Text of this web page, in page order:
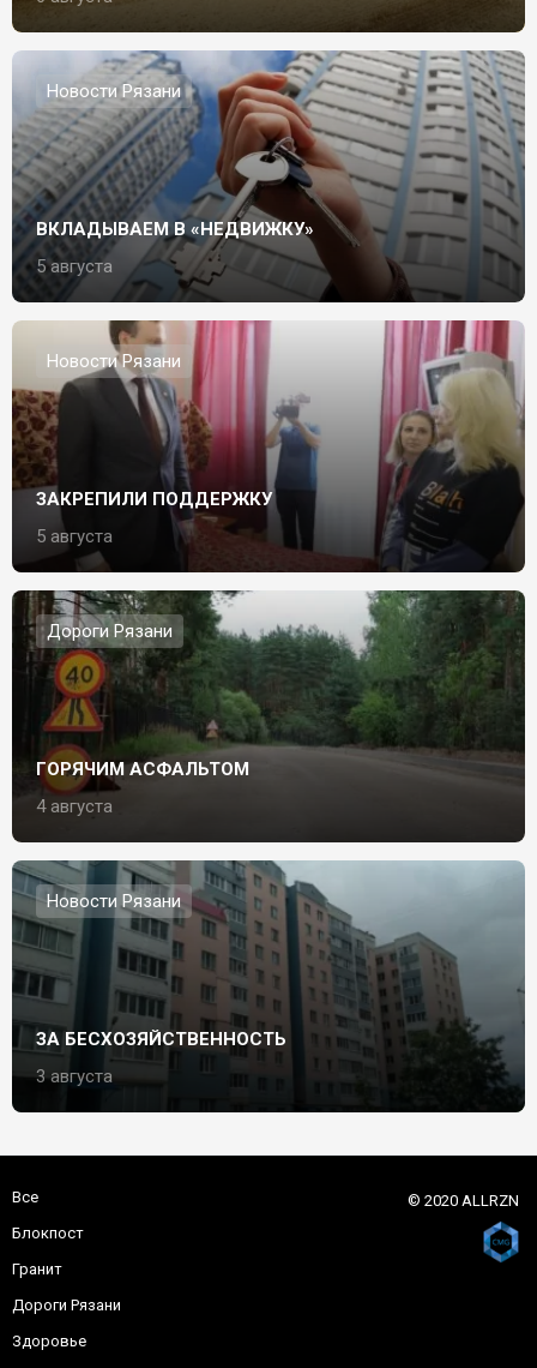
Новости Рязани
ВКЛАДЫВАЕМ В «НЕДВИЖКУ»
5 августа
Новости Рязани
ЗАКРЕПИЛИ ПОДДЕРЖКУ
5 августа
Дороги Рязани
ГОРЯЧИМ АСФАЛЬТОМ
4 августа
Новости Рязани
ЗА БЕСХОЗЯЙСТВЕННОСТЬ
3 августа
Все
Блокпост
Гранит
Дороги Рязани
Здоровье
© 2020 ALLRZN